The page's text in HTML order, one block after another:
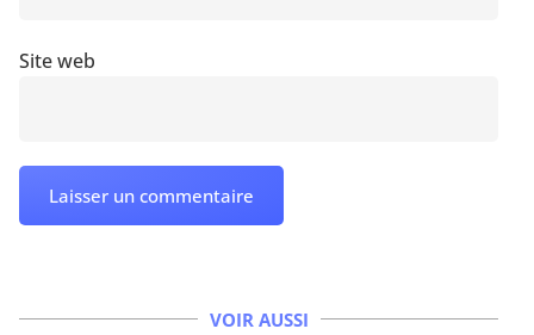
Site web
VOIR AUSSI